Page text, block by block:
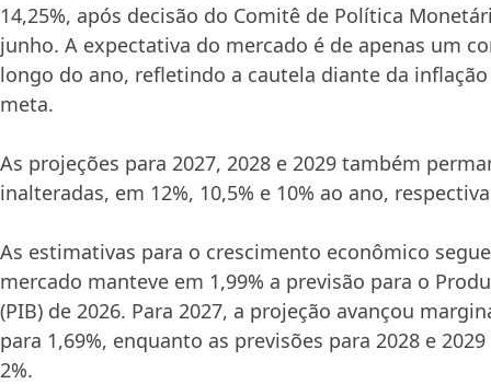
14,25%, após decisão do Comitê de Política
junho. A expectativa do mercado é de apenas um
longo do ano, refletindo a cautela diante da
meta.
As projeções para 2027, 2028 e 2029 também
inalteradas, em 12%, 10,5% e 10% ao ano,
As estimativas para o crescimento econômico
mercado manteve em 1,99% a previsão para o
(PIB) de 2026. Para 2027, a projeção avançou
para 1,69%, enquanto as previsões para 2028 e
2%.